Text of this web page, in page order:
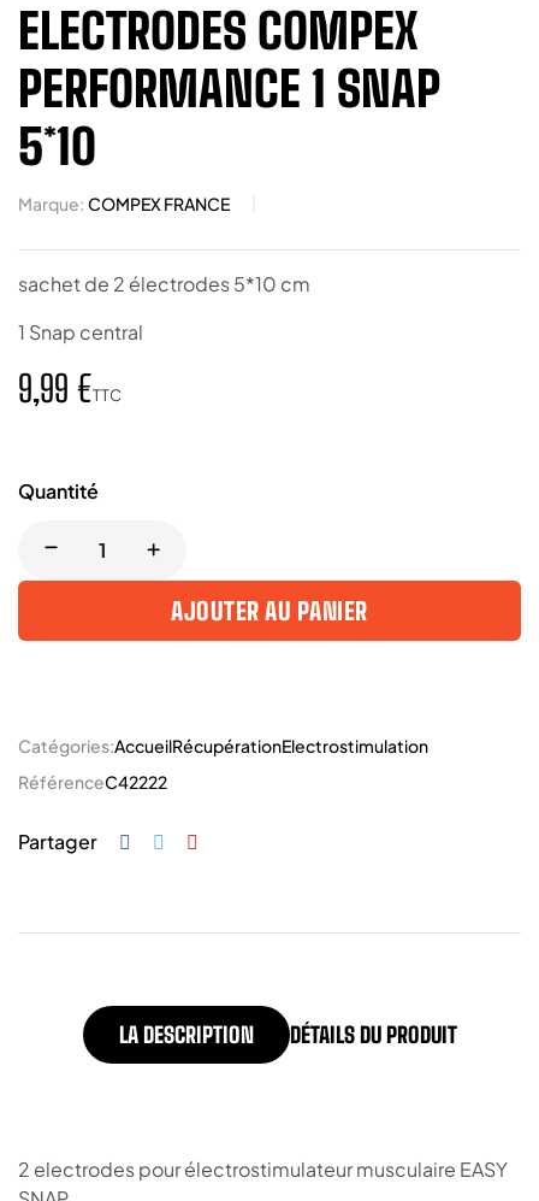
ELECTRODES COMPEX
PERFORMANCE 1 SNAP
5*10
Marque: COMPEX FRANCE
sachet de 2 électrodes 5*10 cm
1 Snap central
9,99 €TTC
Quantité
AJOUTER AU PANIER
Catégories:AccueilRécupérationElectrostimulation
RéférenceC42222
Partager
LA DESCRIPTION DÉTAILS DU PRODUIT
2 electrodes pour électrostimulateur musculaire EASY